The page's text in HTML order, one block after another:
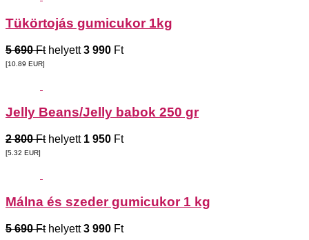
Tükörtojás gumicukor 1kg
5 690 Fthelyett3 990 Ft
[10.89 EUR]
Jelly Beans/Jelly babok 250 gr
2 800 Fthelyett 1 950 Ft
[5.32 EUR]
Málna és szeder gumicukor 1 kg
5 690 Fthelyett3 990 Ft